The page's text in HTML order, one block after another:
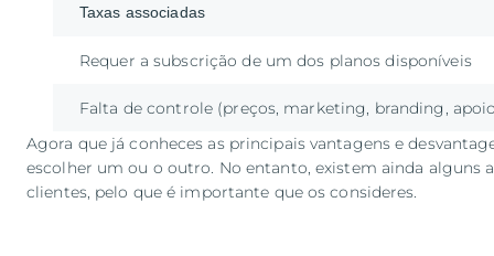
Taxas associadas
Requer a subscrição de um dos planos disponíveis
Falta de controle (preços, marketing, branding,
Agora que já conheces as principais vantagens e
escolher um ou o outro. No entanto, existem ainda alguns
clientes, pelo que é importante que os consideres.